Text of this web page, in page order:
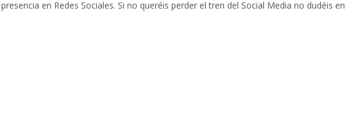
en Redes Sociales. Si no queréis perder el tren del Social Media no dudéis en